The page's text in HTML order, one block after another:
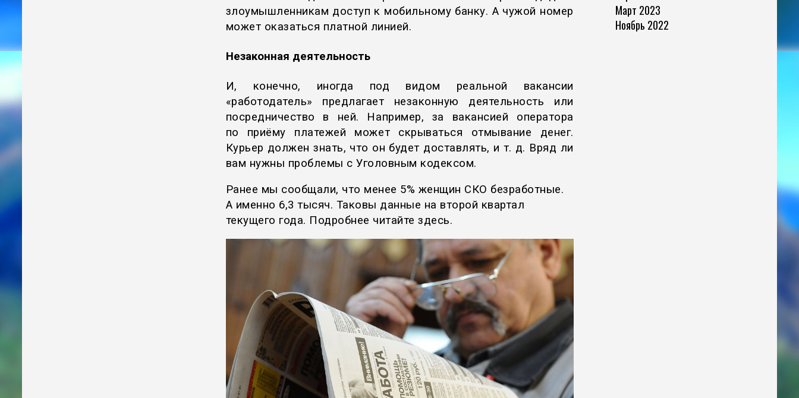
злоумышленникам доступ к мобильному банку. А чужой номер
может оказаться платной линией.
Незаконная деятельность
И, конечно, иногда под видом реальной вакансии
«работодатель» предлагает незаконную деятельность или
посредничество в ней. Например, за вакансией оператора
по приёму платежей может скрываться отмывание денег.
Курьер должен знать, что он будет доставлять, и т. д. Вряд ли
вам нужны проблемы с Уголовным кодексом.
Ранее мы сообщали, что менее 5% женщин СКО безработные.
А именно 6,3 тысяч. Таковы данные на второй квартал
текущего года. Подробнее читайте здесь.
Март 2023
Ноябрь 2022